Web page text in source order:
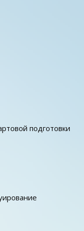
подготовки